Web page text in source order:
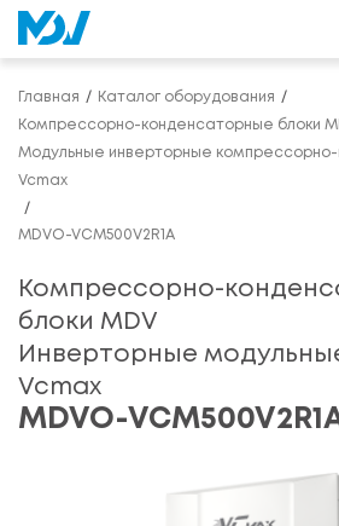
Главная Каталог оборудования
Компрессорно-конденсаторные блоки
Модульные инверторные
Vcmax
MDVO-VCM500V2R1A
Компрессорно-
блоки MDV
Инверторные
Vcmax
MDVO-